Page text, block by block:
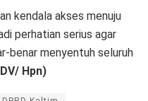
kendala akses menuju
perhatian serius agar
benar menyentuh seluruh
Hpn)